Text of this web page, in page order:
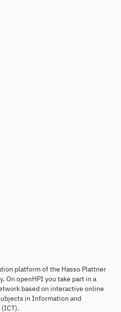
platform of the Hasso Plattner
On openHPI you take part in a
based on interactive online
in Information and